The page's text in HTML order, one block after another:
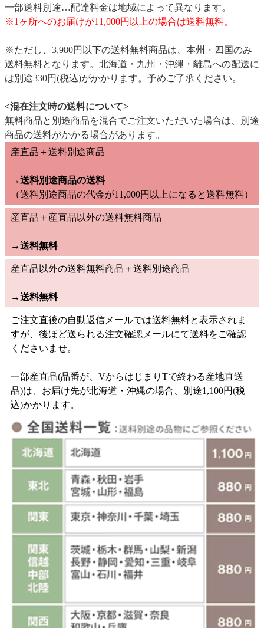
一部送料別途…配達料金は地域によって異なります。
※1ヶ所へのお届けが11,000円以上の場合は送料無料。
※ただし、3,980円以下の送料無料商品は、本州・四国のみ
送料無料となります。北海道・九州・沖縄・離島への配送に
は別途330円(税込)がかかります。予めご了承ください。
<混在注文時の送料について>
無料商品と別途商品を混合でご注文いただいた場合は、別途
商品の送料がかかる場合があります。
産直品＋送料別途商品
→送料別途商品の送料
（送料別途商品の代金が11,000円以上になると送料無料）
産直品＋産直品以外の送料無料商品
→送料無料
産直品以外の送料無料商品＋送料別途商品
→送料無料
ご注文直後の自動返信メールでは送料無料と表示されま
すが、後ほど送られる注文確認メールにて送料をご確認
くださいませ。
一部産直品(品番が、VからはじまりTで終わる産地直送
品)は、お届け先が北海道・沖縄の場合、別途1,100円(税
込)かかります。